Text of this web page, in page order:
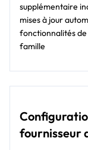
supplémentaire
mises à jour
fonctionnalités
famille
fournisseur